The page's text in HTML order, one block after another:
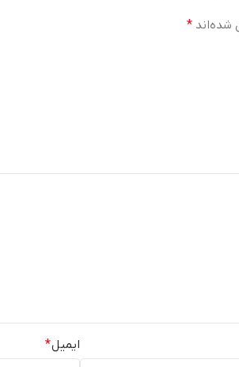
شده‌اند *
ایمیل*